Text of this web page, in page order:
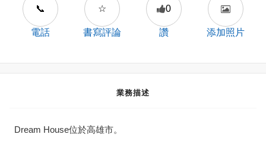
📞
電話
☆
書寫評論
0
讚 添加照片
業務描述
Dream House位於高雄市。